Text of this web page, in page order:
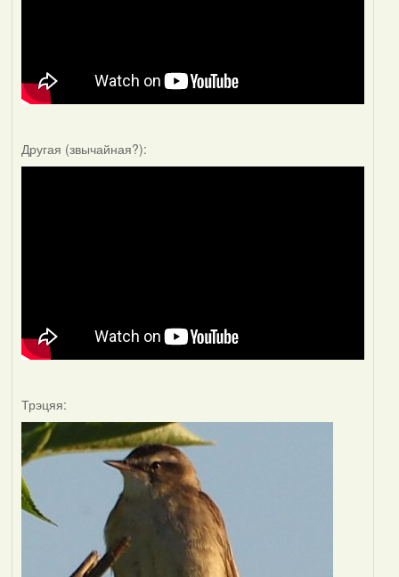
Другая (звычайная?):
Трэцяя: